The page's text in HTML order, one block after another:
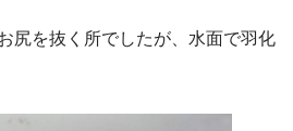
尻を抜く所でしたが、水面で羽化